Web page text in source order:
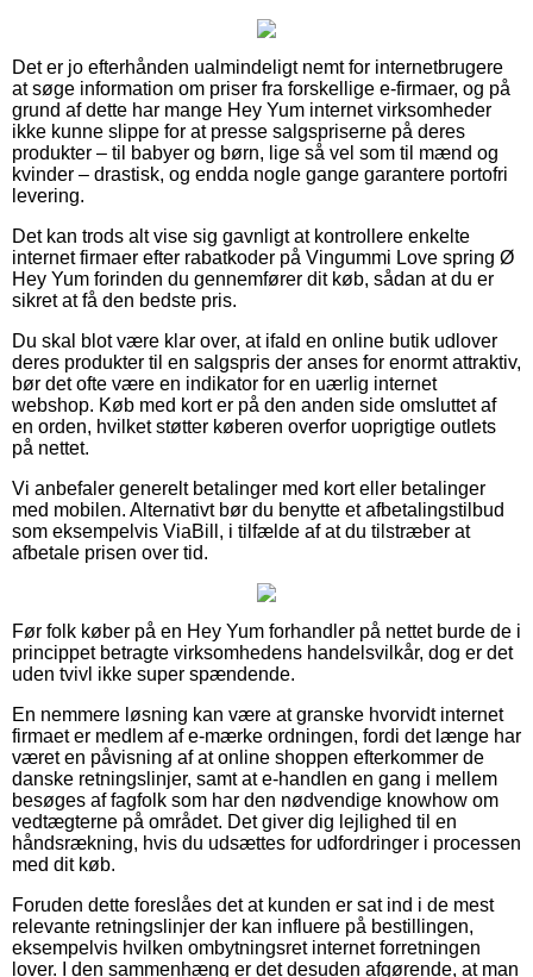
Det er jo efterhånden ualmindeligt nemt for internetbrugere
at søge information om priser fra forskellige e-firmaer, og på
grund af dette har mange Hey Yum internet virksomheder
ikke kunne slippe for at presse salgspriserne på deres
produkter – til babyer og børn, lige så vel som til mænd og
kvinder – drastisk, og endda nogle gange garantere portofri
levering.
Det kan trods alt vise sig gavnligt at kontrollere enkelte
internet firmaer efter rabatkoder på Vingummi Love spring Ø
Hey Yum forinden du gennemfører dit køb, sådan at du er
sikret at få den bedste pris.
Du skal blot være klar over, at ifald en online butik udlover
deres produkter til en salgspris der anses for enormt attraktiv,
bør det ofte være en indikator for en uærlig internet
webshop. Køb med kort er på den anden side omsluttet af
en orden, hvilket støtter køberen overfor uoprigtige outlets
på nettet.
Vi anbefaler generelt betalinger med kort eller betalinger
med mobilen. Alternativt bør du benytte et afbetalingstilbud
som eksempelvis ViaBill, i tilfælde af at du tilstræber at
afbetale prisen over tid.
Før folk køber på en Hey Yum forhandler på nettet burde de i
princippet betragte virksomhedens handelsvilkår, dog er det
uden tvivl ikke super spændende.
En nemmere løsning kan være at granske hvorvidt internet
firmaet er medlem af e-mærke ordningen, fordi det længe har
været en påvisning af at online shoppen efterkommer de
danske retningslinjer, samt at e-handlen en gang i mellem
besøges af fagfolk som har den nødvendige knowhow om
vedtægterne på området. Det giver dig lejlighed til en
håndsrækning, hvis du udsættes for udfordringer i processen
med dit køb.
Foruden dette foreslåes det at kunden er sat ind i de mest
relevante retningslinjer der kan influere på bestillingen,
eksempelvis hvilken ombytningsret internet forretningen
lover. I den sammenhæng er det desuden afgørende, at man